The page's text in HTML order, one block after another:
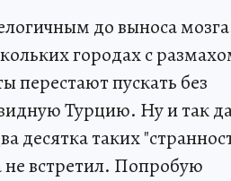
до выноса
городах с
перестают пускать без
Турцию. Ну и так
десятка таких
встретил. Попробую